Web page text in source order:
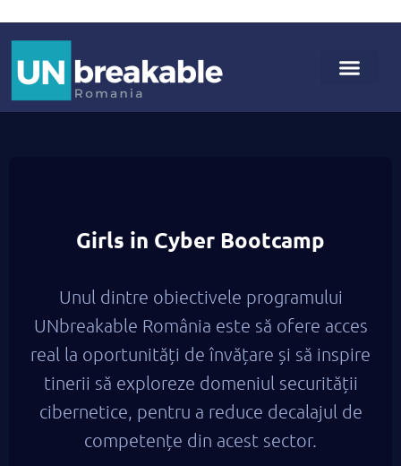
Girls in Cyber Bootcamp
Unul dintre obiectivele programului
UNbreakable România este să ofere acces
real la oportunități de învățare și să inspire
tinerii să exploreze domeniul securității
cibernetice, pentru a reduce decalajul de
competențe din acest sector.